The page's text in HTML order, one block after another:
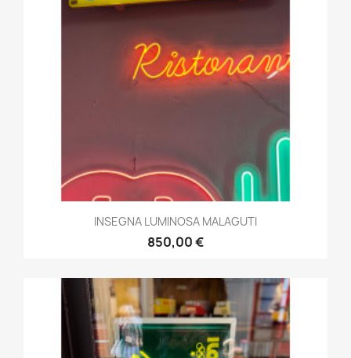
INSEGNA LUMINOSA MALAGUTI
850,00 €